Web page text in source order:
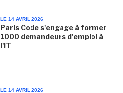
LE 14 AVRIL 2026
Paris Code s'engage à former
1000 demandeurs d'emploi à
l'IT
LE 14 AVRIL 2026